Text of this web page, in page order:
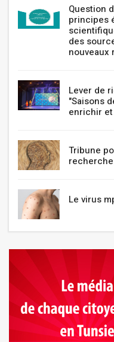
Question
principes
des
nouveaux
Lever de
"Saisons
enrichir
Tribune
Le virus